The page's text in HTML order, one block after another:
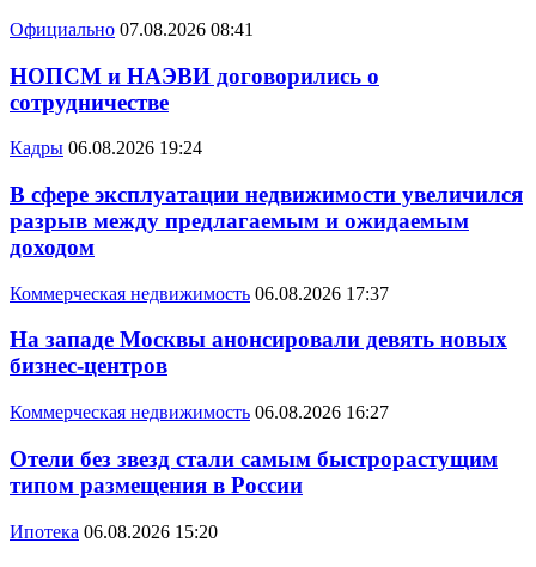
Официально 07.08.2026 08:41
НОПСМ и НАЭВИ договорились о
сотрудничестве
Кадры 06.08.2026 19:24
В сфере эксплуатации недвижимости увеличился
разрыв между предлагаемым и ожидаемым
доходом
Коммерческая недвижимость 06.08.2026 17:37
На западе Москвы анонсировали девять новых
бизнес-центров
Коммерческая недвижимость 06.08.2026 16:27
Отели без звезд стали самым быстрорастущим
типом размещения в России
Ипотека 06.08.2026 15:20